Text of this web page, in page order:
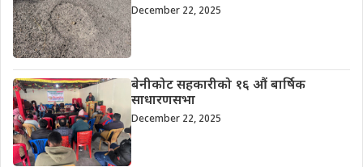
December 22, 2025
बेनीकोट सहकारीको १६ औं बार्षिक
साधारणसभा
December 22, 2025